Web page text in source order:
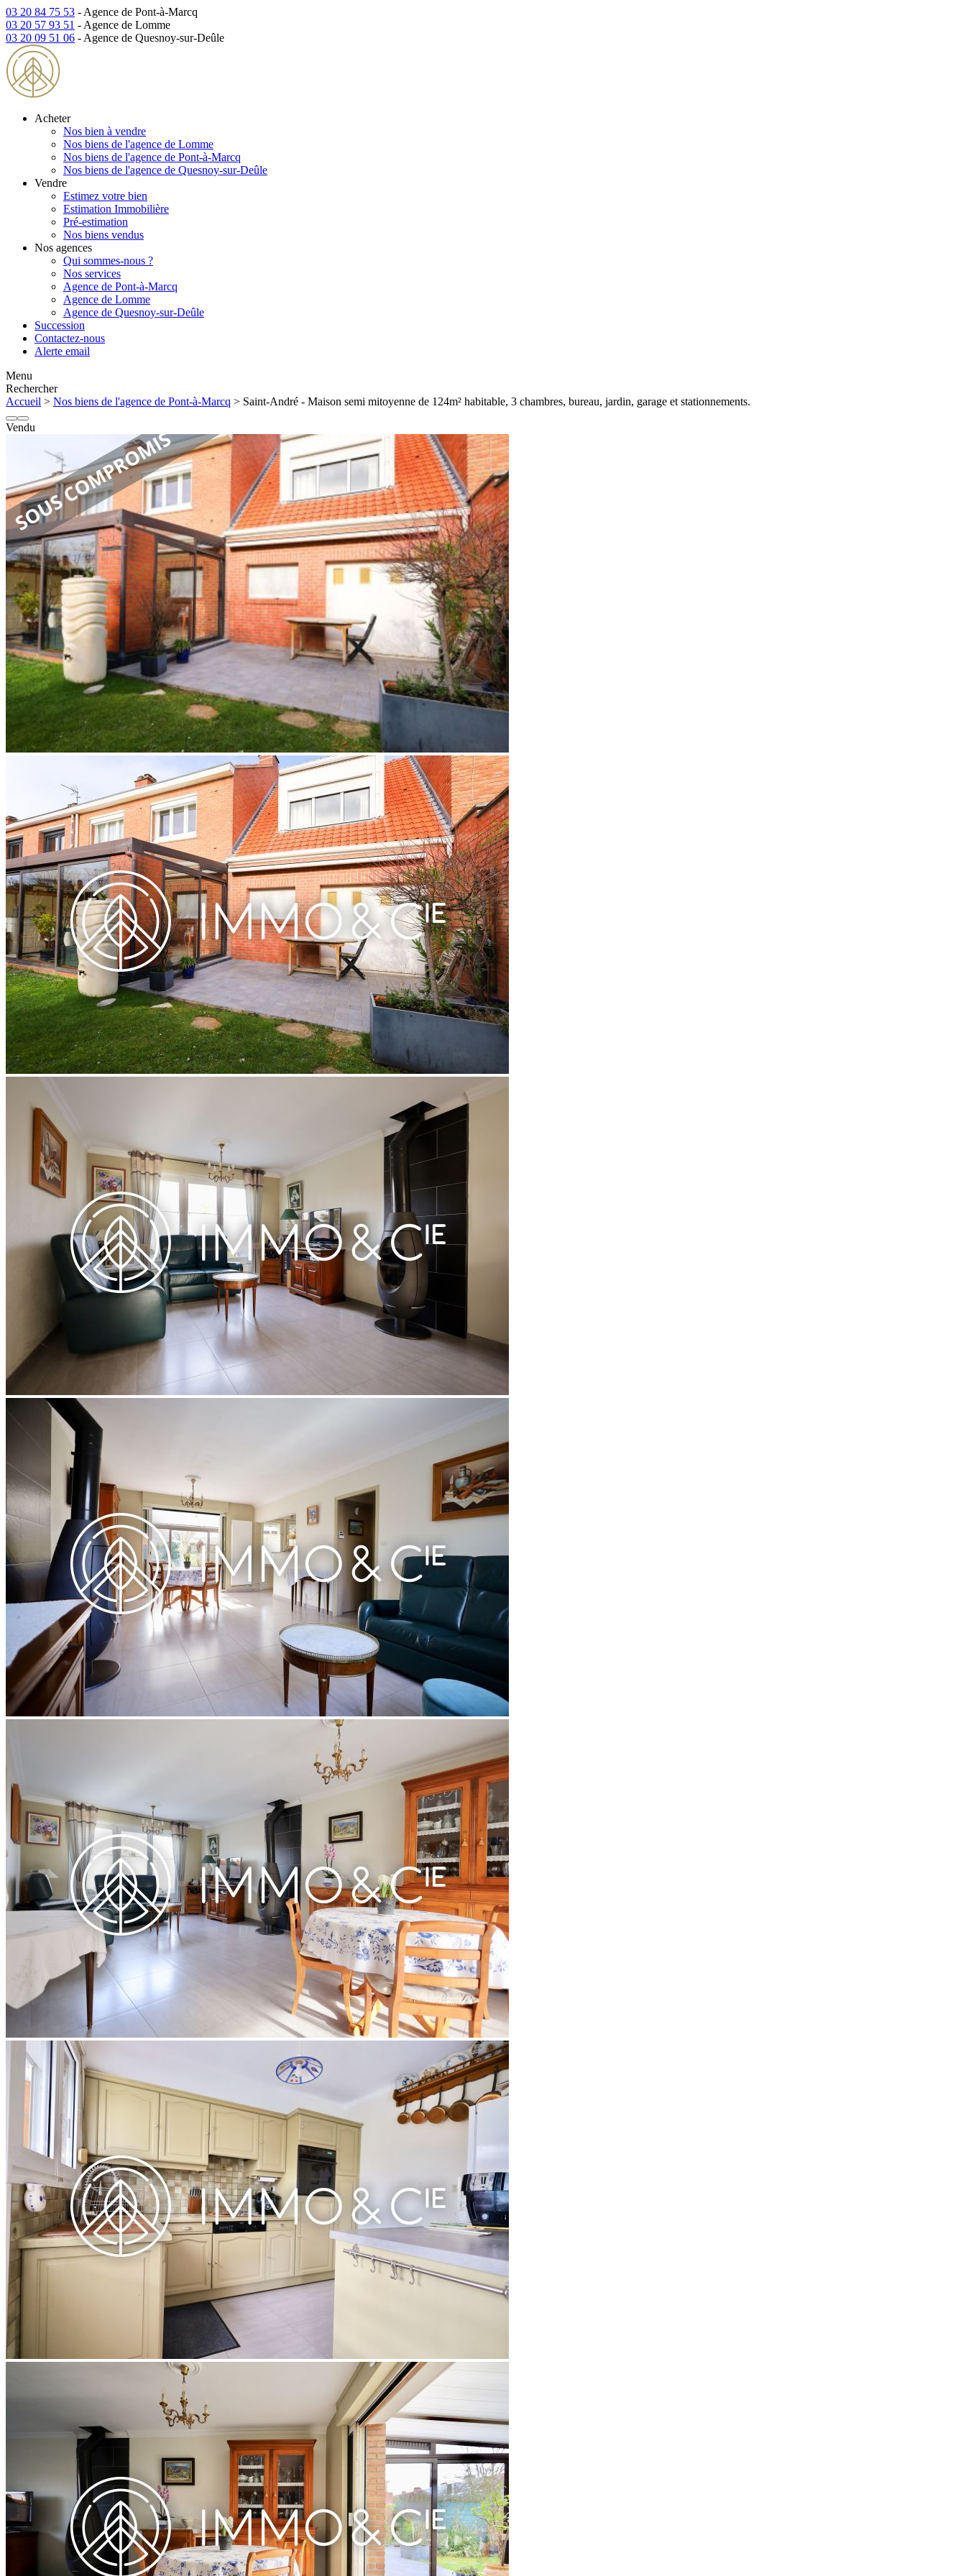
03 20 84 75 53 - Agence de Pont-à-Marcq
03 20 57 93 51 - Agence de Lomme
03 20 09 51 06 - Agence de Quesnoy-sur-Deûle
Acheter
Nos bien à vendre
Nos biens de l'agence de Lomme
Nos biens de l'agence de Pont-à-Marcq
Nos biens de l'agence de Quesnoy-sur-Deûle
Vendre
Estimez votre bien
Estimation Immobilière
Pré-estimation
Nos biens vendus
Nos agences
Qui sommes-nous ?
Nos services
Agence de Pont-à-Marcq
Agence de Lomme
Agence de Quesnoy-sur-Deûle
Succession
Contactez-nous
Alerte email
Menu
Rechercher
Accueil > Nos biens de l'agence de Pont-à-Marcq > Saint-André - Maison semi mitoyenne de 124m² habitable, 3 chambres, bureau, jardin, garage et stationnements.
Vendu